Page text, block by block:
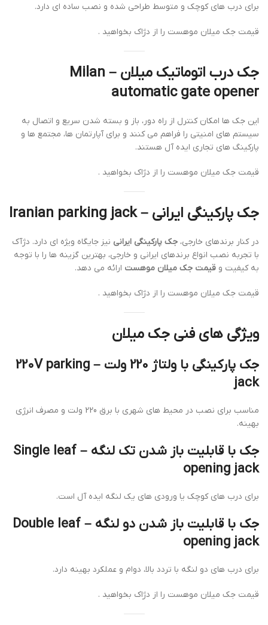
برای درب های کوچک و متوسط طراحی شده و نصب ساده ای دارد.
قیمت جک میلان موهست را از دژاک بخواهید .
جک درب اتوماتیک میلان – Milan
automatic gate opener
این جک ها امکان کنترل از راه دور، باز و بسته شدن سریع و اتصال به
سیستم های امنیتی را فراهم می کنند و برای آپارتمان ها، مجتمع ها و
پارکینگ های تجاری ایده آل هستند.
قیمت جک میلان موهست را از دژاک بخواهید .
جک پارکینگی ایرانی – Iranian parking jack
در کنار برندهای خارجی، جک پارکینگی ایرانی نیز جایگاه ویژه ای دارد. دژآک
با تجربه نصب انواع برندهای ایرانی و خارجی، بهترین گزینه ها را با توجه
به کیفیت و قیمت جک میلان موهست ارائه می دهد.
قیمت جک میلان موهست را از دژاک بخواهید .
ویژگی های فنی جک میلان
جک پارکینگی با ولتاژ 220 ولت – 220V parking
jack
مناسب برای نصب در محیط های شهری با برق 220 ولت و مصرف انرژی
بهینه.
جک با قابلیت باز شدن تک لنگه – Single leaf
opening jack
برای درب های کوچک یا ورودی های یک لنگه ایده آل است.
جک با قابلیت باز شدن دو لنگه – Double leaf
opening jack
برای درب های دو لنگه با تردد بالا، دوام و عملکرد بهینه دارد.
قیمت جک میلان موهست را از دژاک بخواهید .